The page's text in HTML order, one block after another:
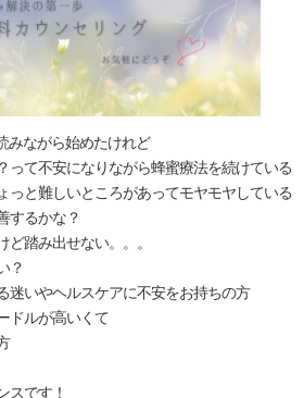
みながら始めたけれど
て不安になりながら蜂蜜療法を続けている
っと難しいところがあってモヤモヤしている
するかな？
ど踏み出せない。。。
？
迷いやヘルスケアに不安をお持ちの方
ドルが高いくて
スです！